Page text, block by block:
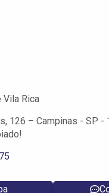
Vila Rica
126 – Campinas - SP -